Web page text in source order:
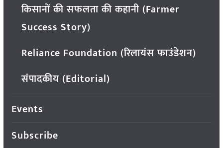
किसानों की सफलता की कहानी (Farmer
Success Story)
Reliance Foundation (रिलायंस फाउंडेशन)
संपादकीय (Editorial)
Events
Subscribe